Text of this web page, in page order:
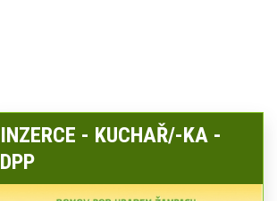
INZERCE - KUCHAŘ/-KA -
DPP